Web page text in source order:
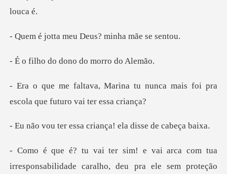
meu Deus? minha
o dono do mor
tu nunca mais foi pra
escola
sa criança! ela dis
e caralho, deu pra ele sem proteção